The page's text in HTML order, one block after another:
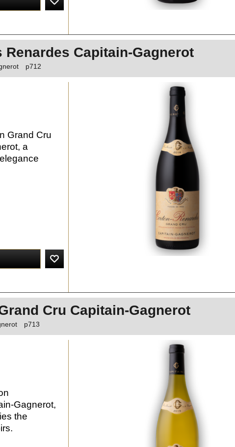
Renardes Capitain-Gagnerot
p712
Grand Cru
a
Cru Capitain-Gagnerot
p713
Gagnerot,
the